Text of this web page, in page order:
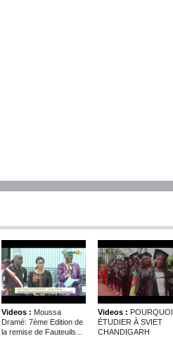
Videos : Moussa
Dramé: 7ème Edition de
la remise de Fauteuils...
Videos : POURQUOI
ÉTUDIER À SVIET
CHANDIGARH